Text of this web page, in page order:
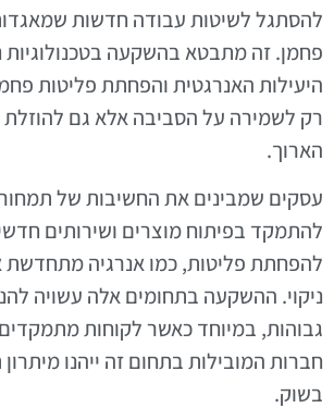
להסתגל לשיטות עבודה חדשות
פחמן. זה מתבטא בהשקעה בטכנולוגיות
היעילות האנרגטית והפחתת פליטות
רק לשמירה על הסביבה אלא גם להוזלת
הארוך.
עסקים שמבינים את החשיבות של תמחור
להתמקד בפיתוח מוצרים ושירותים
להפחתת פליטות, כמו אנרגיה מתחדשת
ניקוי. ההשקעה בתחומים אלה עשויה
גבוהות, במיוחד כאשר לקוחות מתמקדים
חברות המובילות בתחום זה ייהנו
בשוק.